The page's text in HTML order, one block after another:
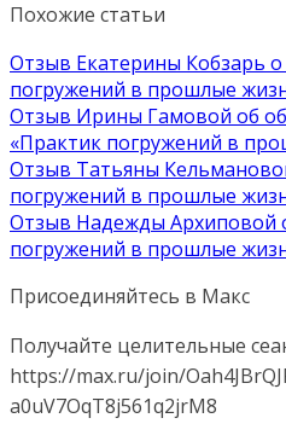
Похожие статьи
Отзыв Екатерины Кобзарь
погружений в прошлые
Отзыв Ирины Гамовой об
«Практик погружений в
Отзыв Татьяны
погружений в прошлые
Отзыв Надежды Архиповой
погружений в прошлые
Присоединяйтесь в Макс
Получайте целительные
https://max.ru/join/
a0uV7OqT8j561q2jrM8